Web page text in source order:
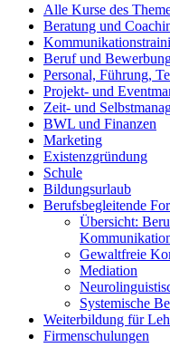
Alle Kurse des
Beratung und
Beruf und
Personal, Führung,
Projekt- und
Zeit- und
BWL und Finanzen
Marketing
Existenzgründung
Schule
Bildungsurlaub
Berufsbegleitende
Übersicht:
Gewaltfreie
Mediation
Systemische
Weiterbildung für
Firmenschulungen